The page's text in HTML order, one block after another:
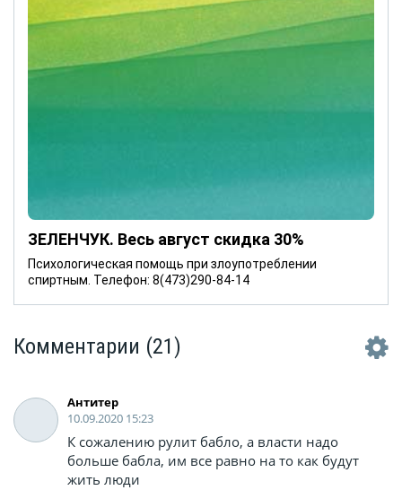
ЗЕЛЕНЧУК. Весь август скидка 30%
Психологическая помощь при злоупотреблении
спиртным. Телефон: 8(473)290-84-14
Комментарии (21)
Антитер
10.09.2020 15:23
К сожалению рулит бабло, а власти надо
больше бабла, им все равно на то как будут
жить люди